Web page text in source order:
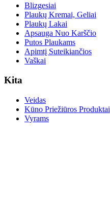
Blizgesiai
Plaukų Kremai, Geliai
Plaukų Lakai
Apsauga Nuo Karščio
Putos Plaukams
Apimtį Suteikiančios
Vaškai
Kita
Veidas
Kūno Priežiūros Produktai
Vyrams